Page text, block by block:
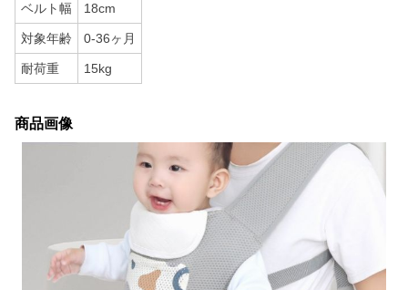
ベルト幅 18cm
対象年齢 0-36ヶ月
耐荷重 15kg
商品画像